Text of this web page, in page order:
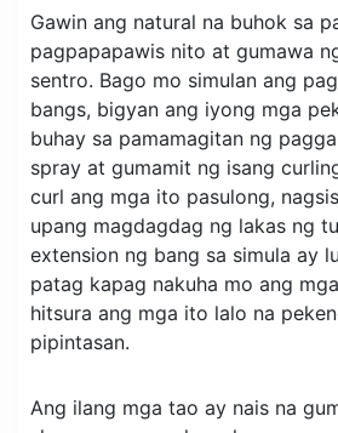
Gawin ang natural na buhok sa
pagpapapawis nito at gumawa
sentro. Bago mo simulan ang
bangs, bigyan ang iyong mga
buhay sa pamamagitan ng
spray at gumamit ng isang
curl ang mga ito pasulong,
upang magdagdag ng lakas ng
extension ng bang sa simula ay
patag kapag nakuha mo ang
hitsura ang mga ito lalo na
pipintasan.
Ang ilang mga tao ay nais na